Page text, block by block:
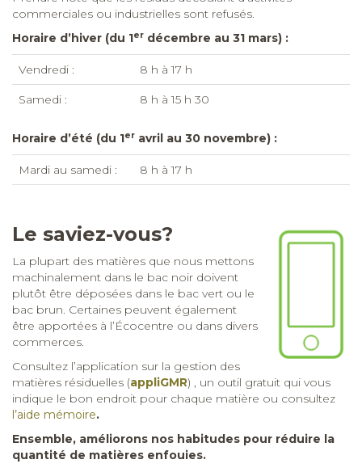
Horaire d’été (du 1 avril au 30 novembre) :
Mardi au samedi : 8 h à 17 h
Le savie z-vous?
La plupart des matières que nous mettons
machinalement dans le bac noir doivent
plutôt être déposées dans le bac vert ou le
Consultez l’application sur la gestion des
indique le bon endroit pour chaque matière ou consultez
l’aide mémoire.
Ensemble, améliorons nos habitudes pour réduire la
quantité de matières enfouies.
Questions? Communiquez directement à l’Écocentre au
819 477-1312 ou visitez le site de laMRC de Drummond
Avis aux agriculteurs de
ferme laitière ou bovine,